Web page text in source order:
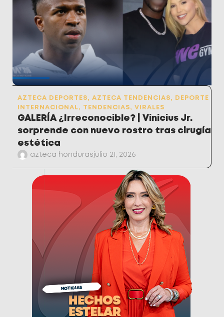
AZTECA DEPORTES, AZTECA TENDENCIAS,
DEPORTE
INTERNACIONAL, TENDENCIAS, VIRALES
GALERÍA ¿Irreconocible? | Vinicius Jr.
sorprende con nuevo rostro tras cirugía
estética
azteca hondurasjulio 21, 2026